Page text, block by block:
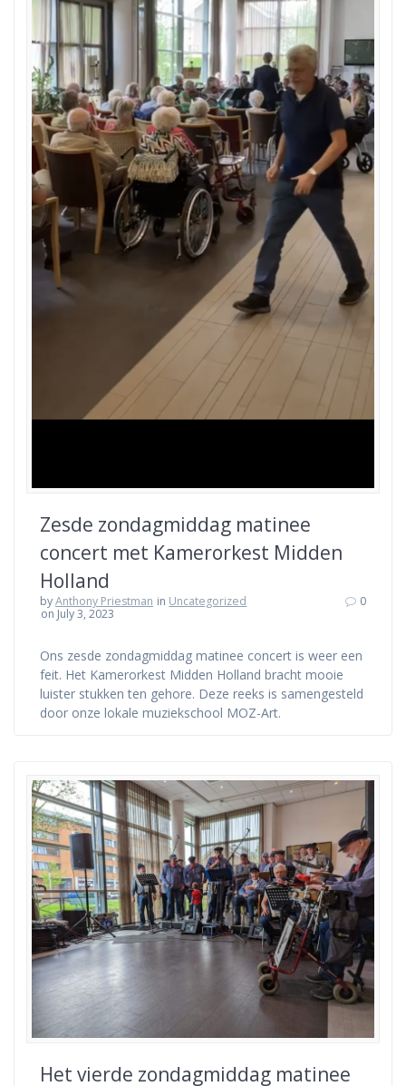
Zesde zondagmiddag matinee
concert met Kamerorkest Midden
Holland
byAnthony Priestman in Uncategorized
on July 3, 2023
0
Ons zesde zondagmiddag matinee concert is weer een
feit. Het Kamerorkest Midden Holland bracht mooie
luister stukken ten gehore. Deze reeks is samengesteld
door onze lokale muziekschool MOZ-Art.
Het vierde zondagmiddag matinee